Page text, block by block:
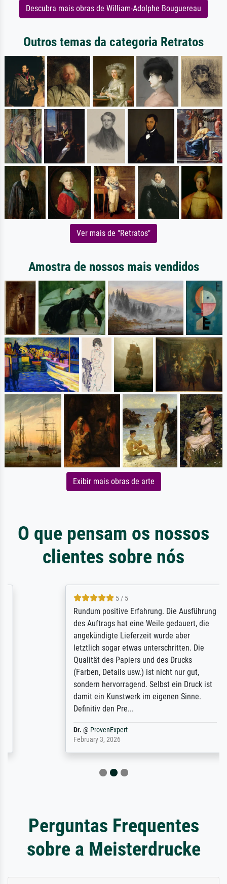
Descubra mais obras de William-Adolphe Bouguereau
Outros temas da categoria Retratos
Ver mais de "Retratos"
Amostra de nossos mais vendidos
Exibir mais obras de arte
O que pensam os nossos
clientes sobre nós
5 / 5
Rundum positive Erfahrung. Die Ausführung
des Auftrags hat eine Weile gedauert, die
angekündigte Lieferzeit wurde aber
letztlich sogar etwas unterschritten. Die
Qualität des Papiers und des Drucks
(Farben, Details usw.) ist nicht nur gut,
sondern hervorragend. Selbst ein Druck ist
damit ein Kunstwerk im eigenen Sinne.
Definitiv den Pre...
ProvenExpert
February 3, 2026
Perguntas Frequentes
sobre a Meisterdrucke